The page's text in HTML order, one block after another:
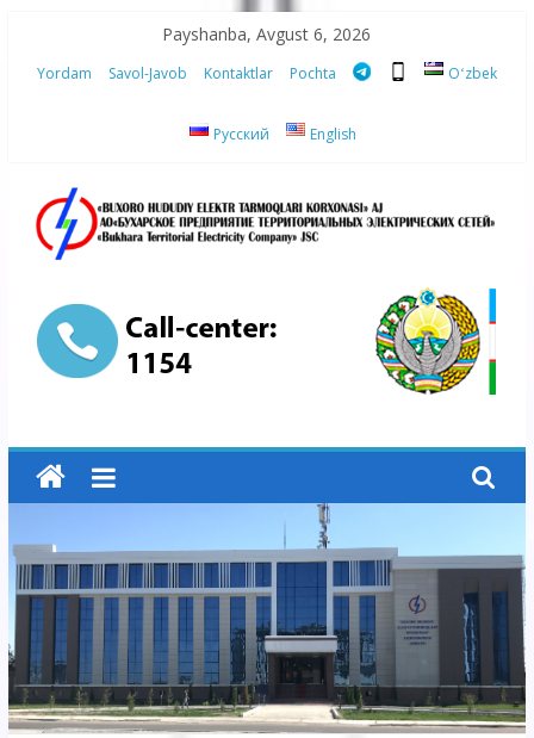
content
Payshanba, Avgust 6, 2026
Yordam Savol-Javob Kontaktlar Pochta Oʻzbek
Русский English
“Buxoro
hududiy
elektr
tarmoqlari
korxonasi”
AJ
“Buxoro
hududiy